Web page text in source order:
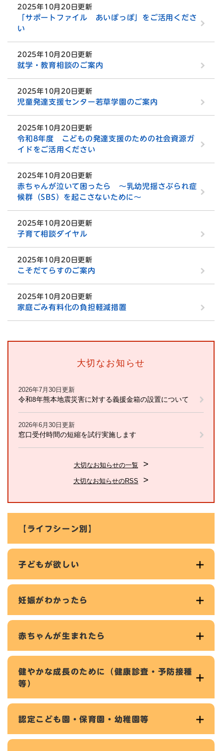
2025年10月20日更新
「サポートファイル あいぽっぽ」をご活用くださ
い
2025年10月20日更新
就学・教育相談のご案内
2025年10月20日更新
児童発達支援センター若草学園のご案内
2025年10月20日更新
令和8年度 こどもの発達支援のための社会資源ガ
イドをご活用ください
2025年10月20日更新
赤ちゃんが泣いて困ったら ～乳幼児揺さぶられ症
候群（SBS）を起こさないために～
2025年10月20日更新
子育て相談ダイヤル
2025年10月20日更新
こそだてらすのご案内
2025年10月20日更新
家庭ごみ有料化の負担軽減措置
大切なお知らせ
2026年7月30日更新
令和8年熊本地震災害に対する義援金箱の設置について
2026年6月30日更新
窓口受付時間の短縮を試行実施します
大切なお知らせの一覧
大切なお知らせのRSS
【ライフシーン別】
子どもが欲しい
妊娠がわかったら
赤ちゃんが生まれたら
健やかな成長のために（健康診査・予防接種
等）
認定こども園・保育園・幼稚園等